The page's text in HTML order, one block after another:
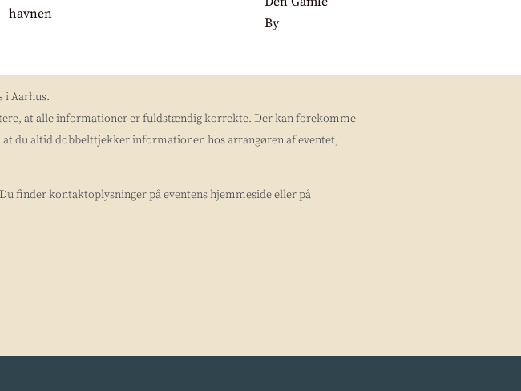
i Aarhus.
at alle informationer er fuldstændig korrekte. Der kan forekomme
du altid dobbelttjekker informationen hos arrangøren af eventet,
finder kontaktoplysninger på eventens hjemmeside eller på